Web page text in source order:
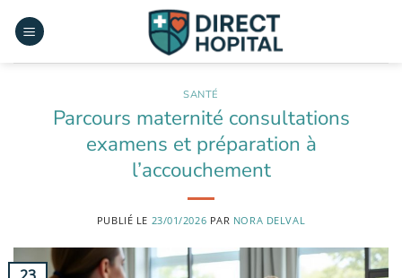
au
SANTÉ
Parcours maternité consultations
examens et préparation à
l’accouchement
PUBLIÉ LE 23/01/2026 PAR NORA DELVAL